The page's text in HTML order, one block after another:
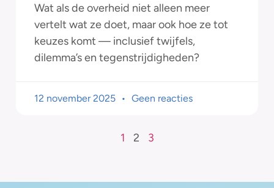
Wat als de overheid niet alleen meer
vertelt wat ze doet, maar ook hoe ze tot
keuzes komt — inclusief twijfels,
dilemma’s en tegenstrijdigheden?
12 november 2025 Geen reacties
1 2 3